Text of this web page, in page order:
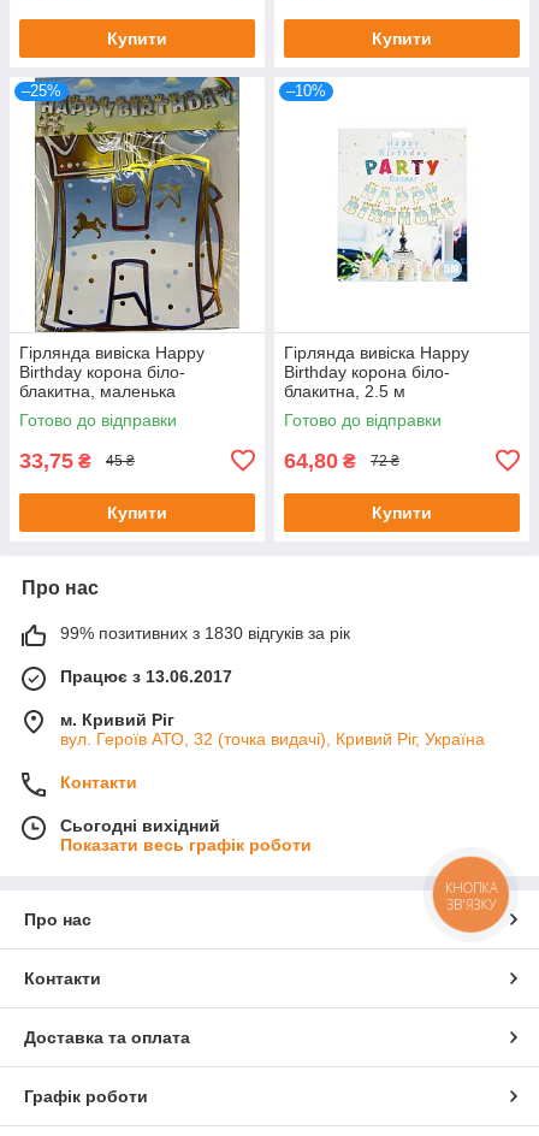
Купити Купити
–25%
Гірлянда вивіска Happy
Birthday корона біло-
блакитна, маленька
Готово до відправки
33,75 ₴ 45 ₴
Купити
–10%
Гірлянда вивіска Happy
Birthday корона біло-
блакитна, 2.5 м
Готово до відправки
64,80 ₴ 72 ₴
Купити
Про нас
99% позитивних з 1830 відгуків за рік
Працює з 13.06.2017
м. Кривий Ріг
вул. Героїв АТО, 32 (точка видачі), Кривий Ріг, Україна
Контакти
Сьогодні вихідний
Показати весь графік роботи
Про нас
Контакти
Доставка та оплата
Графік роботи
КНОПКА
ЗВ'ЯЗКУ